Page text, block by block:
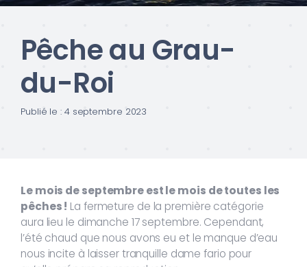
Pêche au Grau-
du-Roi
Publié le : 4 septembre 2023
Le mois de septembre est le mois de toutes les
pêches ! La fermeture de la première catégorie
aura lieu le dimanche 17 septembre. Cependant,
l’été chaud que nous avons eu et le manque d’eau
nous incite à laisser tranquille dame fario pour